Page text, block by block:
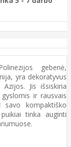
gebenė,
yra dekoratyvus
Jis išsiskiria
ir rausvais
savo kompaktiško
tinka auginti